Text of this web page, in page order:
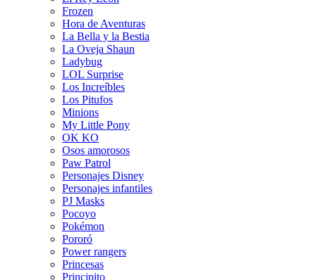
Frozen
Hora de Aventuras
La Bella y la Bestia
La Oveja Shaun
Ladybug
LOL Surprise
Los Increíbles
Los Pitufos
Minions
My Little Pony
OK KO
Osos amorosos
Paw Patrol
Personajes Disney
Personajes infantiles
PJ Masks
Pocoyo
Pokémon
Pororó
Power rangers
Princesas
Principito